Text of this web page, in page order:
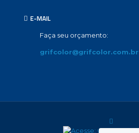
E-MAIL
Faça seu orçamento:
grifcolor@grifcolor.com.br